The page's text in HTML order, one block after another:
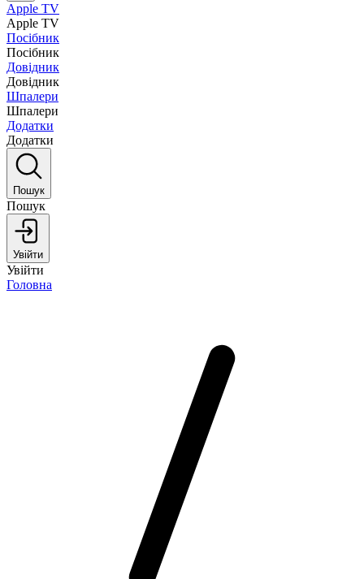
Apple TV
Apple TV
Посібник
Посібник
Довідник
Довідник
Шпалери
Шпалери
Додатки
Додатки
Пошук
Пошук
Увійти
Увійти
Головна